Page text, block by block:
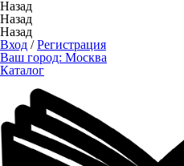
Назад
Назад
Назад
Вход /Регистрация
Ваш город: Москва
Каталог